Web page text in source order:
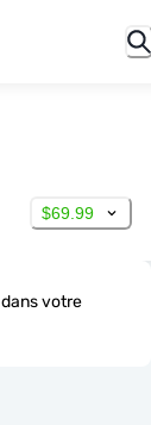
$69.99
dans votre